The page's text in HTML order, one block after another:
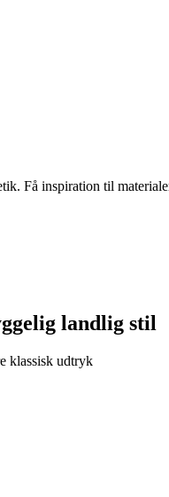
Få inspiration til
landlig stil
klassisk udtryk